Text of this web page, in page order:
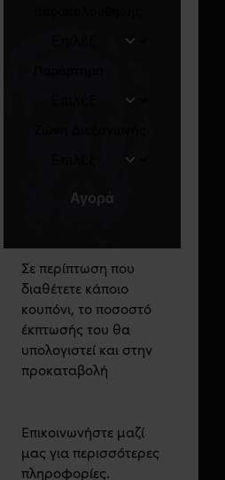
Αγορά
Σε περίπτωση που
διαθέτετε κάποιο
κουπόνι, το ποσοστό
έκπτωσής του θα
υπολογιστεί και στην
προκαταβολή
Επικοινωνήστε μαζί
μας για περισσότερες
πληροφορίες.